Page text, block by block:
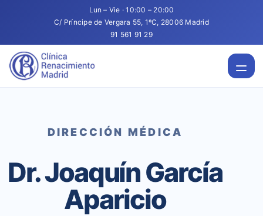
Lun – Vie · 10:00 – 20:00
C/ Príncipe de Vergara 55, 1ºC, 28006 Madrid
91 561 91 29
DIRECCIÓN MÉDICA
Dr. Joaquín García
Aparicio